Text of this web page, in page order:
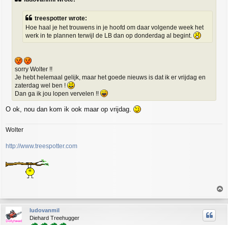
treespotter wrote:
Hoe haal je het trouwens in je hoofd om daar volgende week het
werk in te plannen terwijl de LB dan op donderdag al begint.
sorry Wolter !!
Je hebt helemaal gelijk, maar het goede nieuws is dat ik er vrijdag en
zaterdag wel ben !
Dan ga ik jou lopen vervelen !!
O ok, nou dan kom ik ook maar op vrijdag.
Wolter
http://www.treespotter.com
p
ludovanmil
Diehard Treehugger